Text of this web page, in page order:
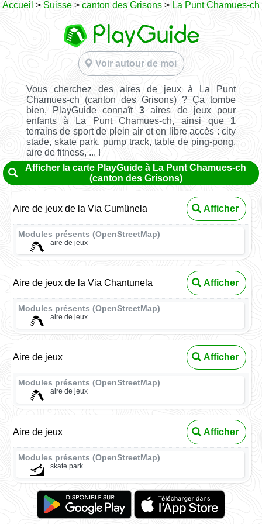
Accueil > Suisse > canton des Grisons > La Punt Chamues-ch
Voir autour de moi
Vous cherchez des aires de jeux à La Punt
Chamues-ch (canton des Grisons) ? Ça tombe
bien, PlayGuide connaît 3aires de jeux pour
enfants à La Punt Chamues-ch, ainsi que 1
terrains de sport de plein air et en libre accès : city
stade, skate park, pump track, table de ping-pong,
aire de fitness, ... !
Afficher la carte PlayGuide à La Punt Chamues-ch
(canton des Grisons)
Aire de jeux de la Via Cumünela Afficher
Modules présents (OpenStreetMap)
aire de jeux
Aire de jeux de la Via Chantunela Afficher
Modules présents (OpenStreetMap)
aire de jeux
Aire de jeux Afficher
Modules présents (OpenStreetMap)
aire de jeux
Aire de jeux Afficher
Modules présents (OpenStreetMap)
skate park